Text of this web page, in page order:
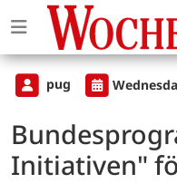
pug
Initiativen"